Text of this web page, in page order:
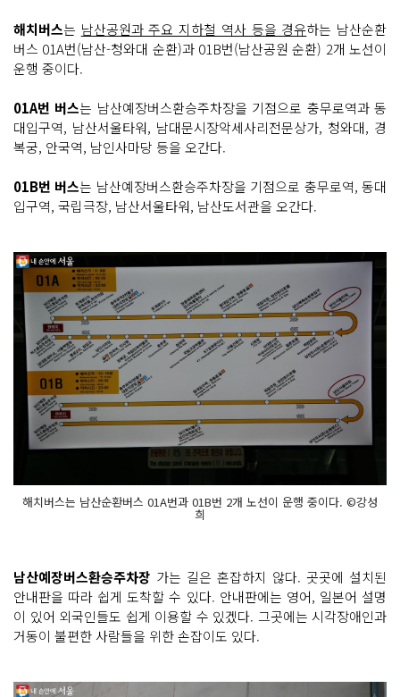
해치버스는 남산공원과 주요 지하철 역사 등을 경유하는 남산순환
버스 01A번(남산-청와대 순환)과 01B번(남산공원 순환) 2개 노선이
운행 중이다.
01A번 버스는 남산예장버스환승주차장을 기점으로 충무로역과 동
대입구역, 남산서울타워, 남대문시장악세사리전문상가, 청와대, 경
복궁, 안국역, 남인사마당 등을 오간다.
01B번 버스는 남산예장버스환승주차장을 기점으로 충무로역, 동대
입구역, 국립극장, 남산서울타워, 남산도서관을 오간다.
해치버스는 남산순환버스 01A번과 01B번 2개 노선이 운행 중이다. ©강성
희
남산예장버스환승주차장 가는 길은 혼잡하지 않다. 곳곳에 설치된
안내판을 따라 쉽게 도착할 수 있다. 안내판에는 영어, 일본어 설명
이 있어 외국인들도 쉽게 이용할 수 있겠다. 그곳에는 시각장애인과
거동이 불편한 사람들을 위한 손잡이도 있다.